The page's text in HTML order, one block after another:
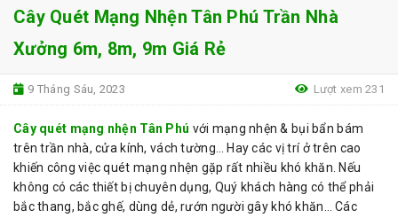
Cây Quét Mạng Nhện Tân Phú Trần Nhà
Xưởng 6m, 8m, 9m Giá Rẻ
9 Tháng Sáu, 2023 Lượt xem 231
Cây quét mạng nhện Tân Phú với mạng nhện & bụi bẩn bám
trên trần nhà, cửa kính, vách tường… Hay các vị trí ở trên cao
khiến công việc quét mạng nhện gặp rất nhiều khó khăn. Nếu
không có các thiết bị chuyên dụng, Quý khách hàng có thể phải
bắc thang, bắc ghế, dùng dẻ, rướn người gây khó khăn… Các